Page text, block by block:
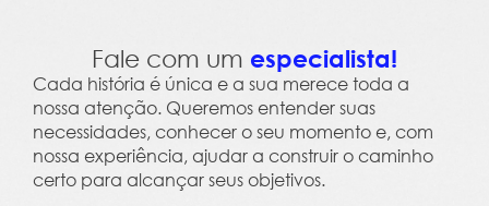
Fale com um especialista!
Cada história é única e a sua merece toda a
nossa atenção. Queremos entender suas
necessidades, conhecer o seu momento e, com
nossa experiência, ajudar a construir o caminho
certo para alcançar seus objetivos.